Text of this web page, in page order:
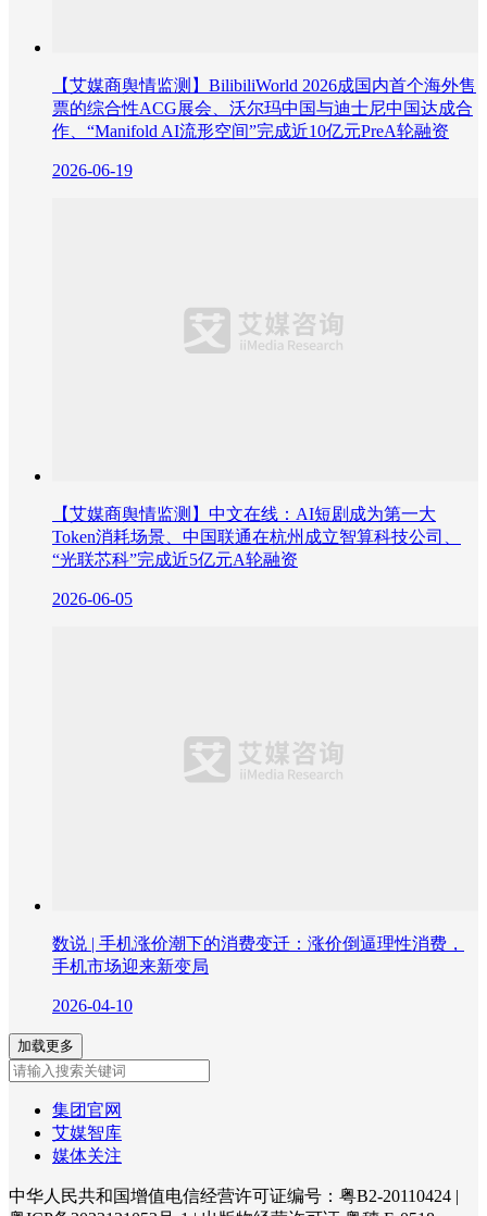
【艾媒商舆情监测】BilibiliWorld 2026成国内首个海外售
票的综合性ACG展会、沃尔玛中国与迪士尼中国达成合
作、“Manifold AI流形空间”完成近10亿元PreA轮融资
2026-06-19
【艾媒商舆情监测】中文在线：AI短剧成为第一大
Token消耗场景、中国联通在杭州成立智算科技公司、
“光联芯科”完成近5亿元A轮融资
2026-06-05
数说 | 手机涨价潮下的消费变迁：涨价倒逼理性消费，
手机市场迎来新变局
2026-04-10
加载更多
集团官网
艾媒智库
媒体关注
中华人民共和国增值电信经营许可证编号：粤B2-20110424 |